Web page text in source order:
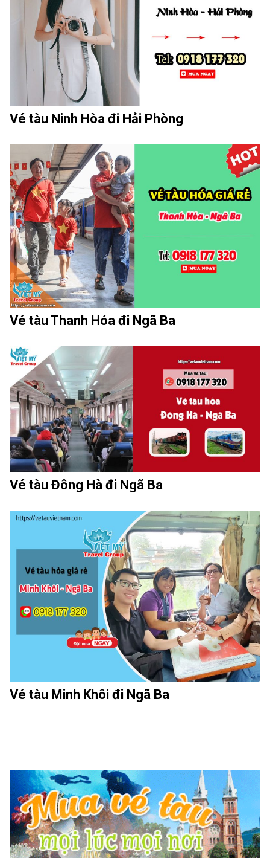
Vé tàu Ninh Hòa đi Hải Phòng
Vé tàu Thanh Hóa đi Ngã Ba
Vé tàu Đông Hà đi Ngã Ba
Vé tàu Minh Khôi đi Ngã Ba